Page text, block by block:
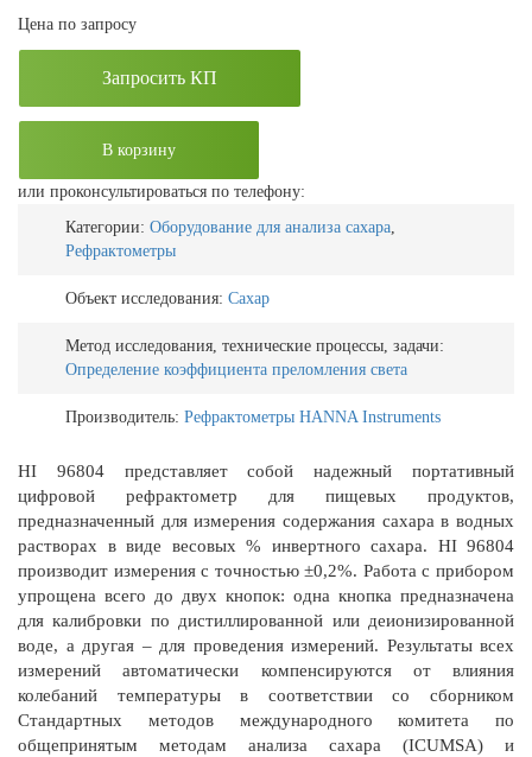
Цена по запросу
Запросить КП
В корзину
или проконсультироваться по телефону:
Категории: Оборудование для анализа сахара,
Рефрактометры
Объект исследования: Сахар
Метод исследования, технические процессы, задачи:
Определение коэффициента преломления света
Производитель: Рефрактометры HANNA Instruments
HI 96804 представляет собой надежный портативный
цифровой рефрактометр для пищевых продуктов,
предназначенный для измерения содержания сахара в водных
растворах в виде весовых % инвертного сахара. HI 96804
производит измерения с точностью ±0,2%. Работа с прибором
упрощена всего до двух кнопок: одна кнопка предназначена
для калибровки по дистиллированной или деионизированной
воде, а другая – для проведения измерений. Результаты всех
измерений автоматически компенсируются от влияния
колебаний температуры в соответствии со сборником
Стандартных методов международного комитета по
общепринятым методам анализа сахара (ICUMSA) и